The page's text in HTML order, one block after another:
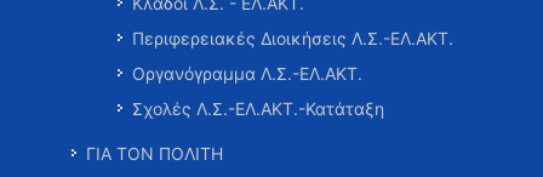
Περιφερειακές Διοικήσεις Λ.Σ.-ΕΛ.ΑΚΤ.
Οργανόγραμμα Λ.Σ.-ΕΛ.ΑΚΤ.
Σχολές Λ.Σ.-ΕΛ.ΑΚΤ.-Κατάταξη
ΓΙΑ ΤΟΝ ΠΟΛΙΤΗ